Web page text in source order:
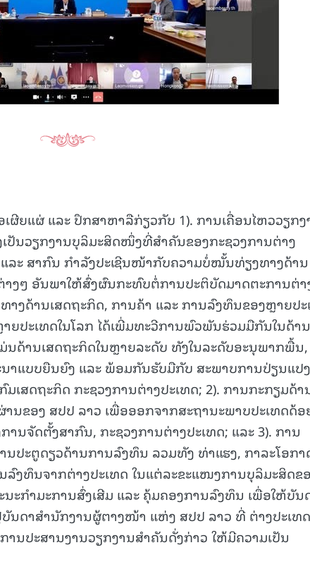
ຜີຍແຜ່ ແລະ ປຶກສາຫາລືກ່ຽວກັບ 1). ການເຄື່ອນໄຫວວຽກງ
ປັນວຽກງານບຸລິມະສິດໜຶ່ງທີ່ສໍາຄັນຂອງກະຊວງການຕ່າງ
ລະ ສາກົນ ກຳລັງປະເຊີນໜ້າກັບຄວາມບໍ່ໝັ້ນທ່ຽງທາງດ້ານ
າງໆ ອັນພາໃຫ້ສົ່ງຜົນກະທົບຕໍ່ການປະຕິບັດມາດຕະການຕ່າ
ງດ້ານເສດຖະກິດ, ການຄ້າ ແລະ ການລົງທຶນຂອງຫຼາຍປະ
ປະເທດໃນໂລກ ໄດ້ເພີ່ມທະວີການພົວພັນຮ່ວມມືກັນໃນດ້ານ
ນດ້ານເສດຖະກິດໃນຫຼາຍລະດັບ ທັງໃນລະດັບອະນຸພາກພື້ນ,
ແບບຍືນຍົງ ແລະ ພ້ອມກັນຮັບມືກັບ ສະພາບການປ່ຽນແປງ
ເສດຖະກິດ ກະຊວງການຕ່າງປະເທດ; 2). ການກະກຽມດ້າ
ນຂອງ ສປປ ລາວ ເພື່ອອອກຈາກສະຖານະພາບປະເທດດ້ອ
ານຈັດຕັ້ງສາກົນ, ກະຊວງການຕ່າງປະເທດ; ແລະ 3). ການ
ປະຕູດຽວດ້ານການລົງທຶນ ລວມທັງ ທ່າແຮງ, ກາລະໂອກາ
ລົງທຶນຈາກຕ່າງປະເທດ ໃນແຕ່ລະຂະແໜງການບຸລິມະສິດຂ
ະກໍາມະການສົ່ງເສີມ ແລະ ຄຸ້ມຄອງການລົງທຶນ ເພື່ອໃຫ້ບັນ
ດາສໍານັກງານຜູ້ຕາງໜ້າ ແຫ່ງ ສປປ ລາວ ທີ່ ຕ່າງປະເທ
ການປະສານງານວຽກງານສໍາຄັນດັ່ງກ່າວ ໃຫ້ມີຄວາມເປັນ